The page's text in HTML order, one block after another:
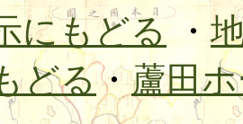
にもどる・
どる・蘆田